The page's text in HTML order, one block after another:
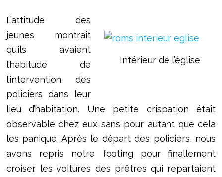
Intérieur de l’église
L’attitude des
jeunes montrait
qu’ils avaient
l’habitude de
l’intervention des
policiers dans leur
lieu d’habitation. Une petite crispation était
observable chez eux sans pour autant que cela
les panique. Après le départ des policiers, nous
avons repris notre footing pour finallement
croiser les voitures des prêtres qui repartaient